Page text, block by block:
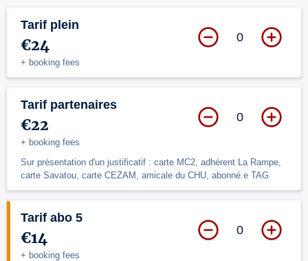
Tarif plein
€24
+ booking fees
0
Tarif partenaires
€22
+ booking fees
Sur présentation d'un justificatif : carte MC2, adhérent La Rampe,
carte Savatou, carte CEZAM, amicale du CHU, abonné.e TAG
0
Tarif abo 5
€14
+ booking fees
0